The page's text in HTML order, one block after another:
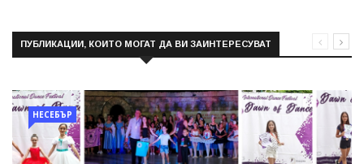
ПУБЛИКАЦИИ, КОИТО МОГАТ ДА ВИ ЗАИНТЕРЕСУВАТ
НЕСЕБЪР